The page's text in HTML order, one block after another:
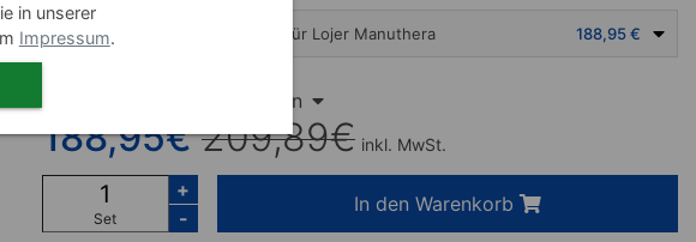
Fixiergurt Set für Lojer Manuthera 188,95 €
Set Inhalt anzeigen
188,95€ 209,89€ inkl. MwSt.
Set
+
-
In den Warenkorb
in unserer
Impressum.